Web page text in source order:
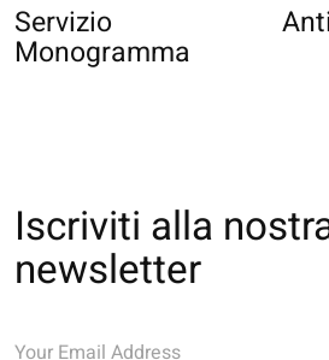
Servizio
Monogramma
Iscriviti alla
newsletter